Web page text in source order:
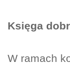
Księga
W ramach